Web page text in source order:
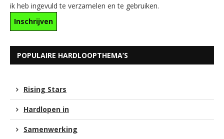
ik heb ingevuld te verzamelen en te gebruiken.
POPULAIRE HARDLOOPTHEMA’S
Rising Stars
Hardlopen in
Samenwerking